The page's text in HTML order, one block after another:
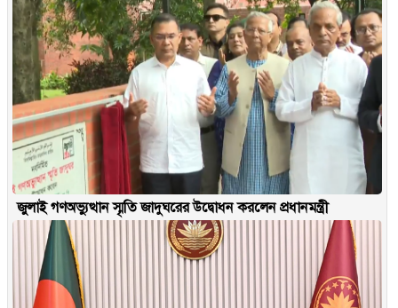
জুলাই গণঅভ্যুত্থান স্মৃতি জাদুঘরের উদ্বোধন করলেন প্রধানমন্ত্রী